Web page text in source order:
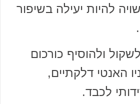
להיות יעילה בשיפור
ולהוסיף כורכום
האנטי דלקתיים,
לכבד.